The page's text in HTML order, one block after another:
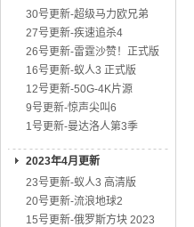
30号更新-超级马力欧兄弟
27号更新-疾速追杀4
26号更新-雷霆沙赞！正式版
16号更新-蚁人3 正式版
12号更新-50G-4K片源
9号更新-惊声尖叫6
1号更新-曼达洛人第3季
2023年4月更新
23号更新-蚁人3 高清版
20号更新-流浪地球2
15号更新-俄罗斯方块 2023